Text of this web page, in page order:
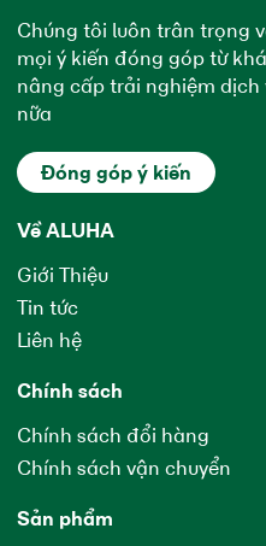
Chúng tôi luôn trân trọng
mọi ý kiến đóng góp từ
nâng cấp trải nghiệm
nữa
Đóng góp ý kiến
Về ALUHA
Giới Thiệu
Tin tức
Liên hệ
Chính sách
Chính sách đổi hàng
Chính sách vận chuyển
Sản phẩm